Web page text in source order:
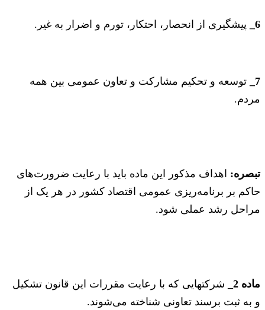
6_ پیشگیری از انحصار، احتکار، تورم و اضرار به غیر.
7_
توسعه و تحکیم مشارکت و تعاون عمومی بین همه
مردم.
تبصره: اهداف مذکور این ماده باید با رعایت ضرورت‌های
حاکم بر برنامه‌ریزی عمومی اقتصاد کشور در هر یک از
مراحل رشد عملی ‌شود.
ماده 2_
شرکتهایی که با رعایت مقررات این قانون تشکیل
و به ثبت برسند تعاونی شناخته می‌شوند.